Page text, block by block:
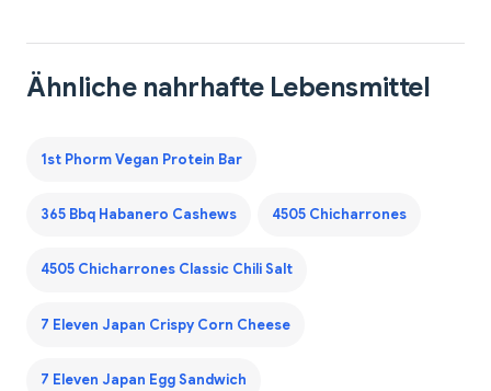
Ähnliche nahrhafte Lebensmittel
1st Phorm Vegan Protein Bar
365 Bbq Habanero Cashews 4505 Chicharrones
4505 Chicharrones Classic Chili Salt
7 Eleven Japan Crispy Corn Cheese
7 Eleven Japan Egg Sandwich